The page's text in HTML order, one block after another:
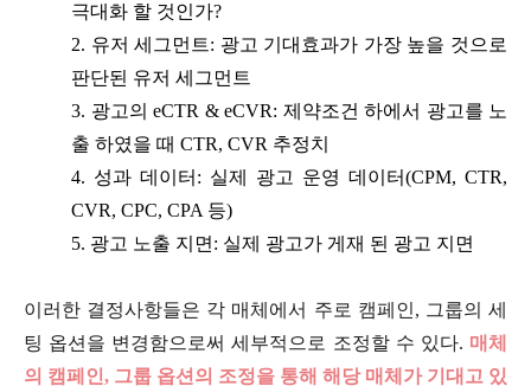
극대화 할 것인가?
2. 유저 세그먼트: 광고 기대효과가 가장 높을 것으로
판단된 유저 세그먼트
3. 광고의 eCTR & eCVR: 제약조건 하에서 광고를 노
출 하였을 때 CTR, CVR 추정치
4. 성과 데이터: 실제 광고 운영 데이터(CPM, CTR,
CVR, CPC, CPA 등)
5. 광고 노출 지면: 실제 광고가 게재 된 광고 지면
이러한 결정사항들은 각 매체에서 주로 캠페인, 그룹의 세
팅 옵션을 변경함으로써 세부적으로 조정할 수 있다. 매체
의 캠페인, 그룹 옵션의 조정을 통해 해당 매체가 기대고 있